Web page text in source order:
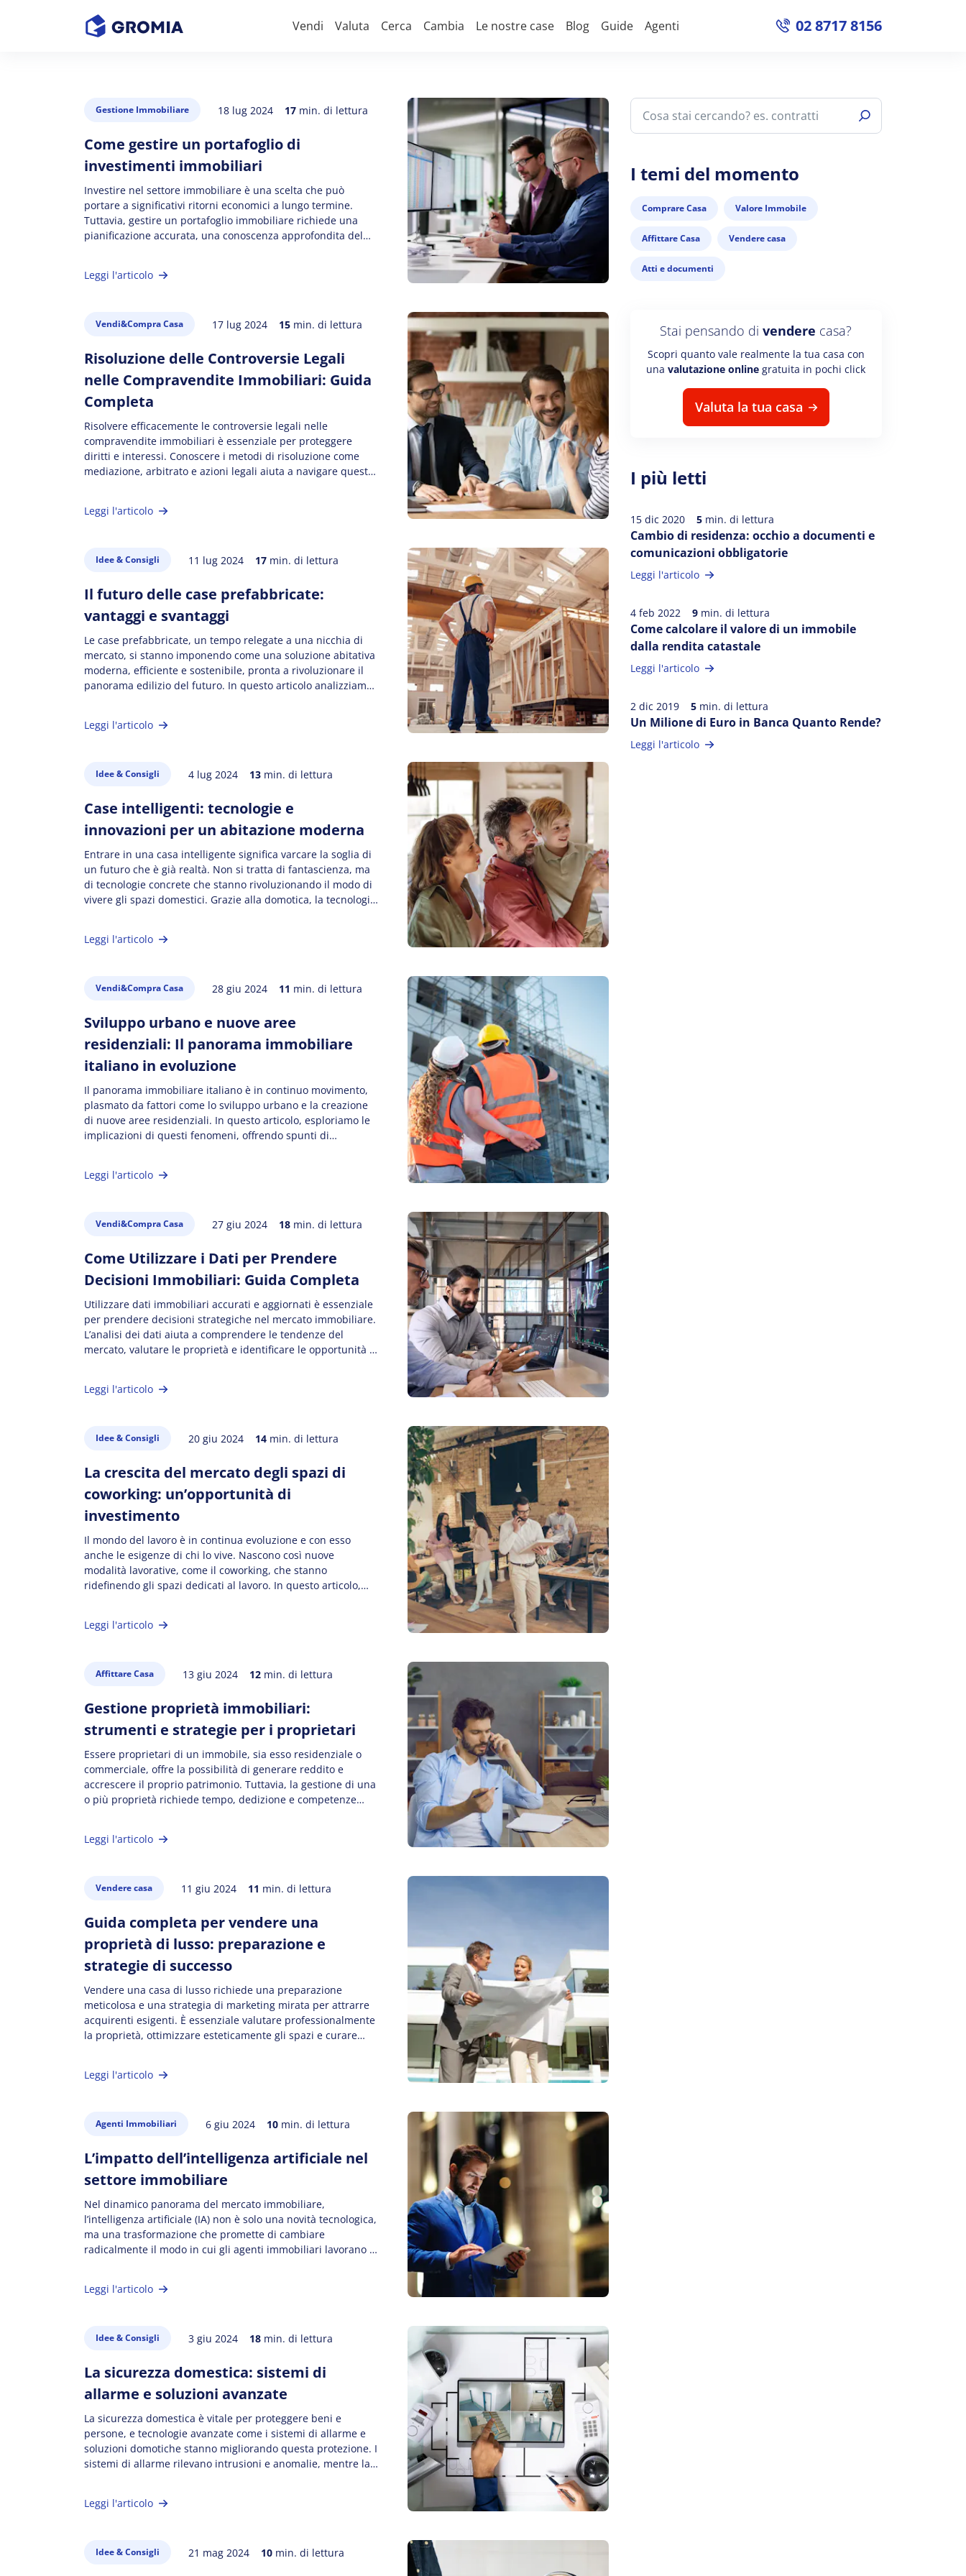
Vendi Valuta Cerca Cambia Le nostre case Blog Guide Agenti 02 8717 8156
Gestione Immobiliare 18 lug 2024 17 min. di lettura
Come gestire un portafoglio di
investimenti immobiliari
Investire nel settore immobiliare è una scelta che può
portare a significativi ritorni economici a lungo termine.
Tuttavia, gestire un portafoglio immobiliare richiede una
pianificazione accurata, una conoscenza approfondita del
investimenti immobiliari, ti forniremo tutti gli strumenti
Leggi l'articolo
Vendi&Compra Casa 17 lug 2024 15 min. di lettura
Risoluzione delle Controversie Legali
nelle Compravendite Immobiliari: Guida
Completa
Risolvere efficacemente le controversie legali nelle
compravendite immobiliari è essenziale per proteggere
diritti e interessi. Conoscere i metodi di risoluzione come
mediazione, arbitrato e azioni legali aiuta a navigare queste
consulenza legale qualificata, riduce i rischi e assicura […]
Leggi l'articolo
Idee & Consigli 11 lug 2024 17 min. di lettura
Il futuro delle case prefabbricate:
vantaggi e svantaggi
Le case prefabbricate, un tempo relegate a una nicchia di
mercato, si stanno imponendo come una soluzione abitativa
moderna, efficiente e sostenibile, pronta a rivoluzionare il
panorama edilizio del futuro. In questo articolo analizziamo
un futuro abitativo sostenibile e conveniente I vantaggi […]
Leggi l'articolo
Idee & Consigli 4 lug 2024 13 min. di lettura
Case intelligenti: tecnologie e
innovazioni per un abitazione moderna
Entrare in una casa intelligente significa varcare la soglia di
un futuro che è già realtà. Non si tratta di fantascienza, ma
di tecnologie concrete che stanno rivoluzionando il modo di
vivere gli spazi domestici. Grazie alla domotica, la tecnologia
Leggi l'articolo
Vendi&Compra Casa 28 giu 2024 11 min. di lettura
Sviluppo urbano e nuove aree
residenziali: Il panorama immobiliare
italiano in evoluzione
Il panorama immobiliare italiano è in continuo movimento,
plasmato da fattori come lo sviluppo urbano e la creazione
di nuove aree residenziali. In questo articolo, esploriamo le
implicazioni di questi fenomeni, offrendo spunti di
tipologie di abitazioni che […]
Leggi l'articolo
Vendi&Compra Casa 27 giu 2024 18 min. di lettura
Come Utilizzare i Dati per Prendere
Decisioni Immobiliari: Guida Completa
Utilizzare dati immobiliari accurati e aggiornati è essenziale
per prendere decisioni strategiche nel mercato immobiliare.
L’analisi dei dati aiuta a comprendere le tendenze del
mercato, valutare le proprietà e identificare le opportunità di
essenziale per pianificare e sviluppare strategie di vendita
Leggi l'articolo
Idee & Consigli 20 giu 2024 14 min. di lettura
La crescita del mercato degli spazi di
coworking: un’opportunità di
investimento
Il mondo del lavoro è in continua evoluzione e con esso
anche le esigenze di chi lo vive. Nascono così nuove
modalità lavorative, come il coworking, che stanno
ridefinendo gli spazi dedicati al lavoro. In questo articolo,
questo […]
Leggi l'articolo
Affittare Casa 13 giu 2024 12 min. di lettura
Gestione proprietà immobiliari:
strumenti e strategie per i proprietari
Essere proprietari di un immobile, sia esso residenziale o
commerciale, offre la possibilità di generare reddito e
accrescere il proprio patrimonio. Tuttavia, la gestione di una
o più proprietà richiede tempo, dedizione e competenze
[…]
Leggi l'articolo
Vendere casa 11 giu 2024 11 min. di lettura
Guida completa per vendere una
proprietà di lusso: preparazione e
strategie di successo
Vendere una casa di lusso richiede una preparazione
meticolosa e una strategia di marketing mirata per attrarre
acquirenti esigenti. È essenziale valutare professionalmente
la proprietà, ottimizzare esteticamente gli spazi e curare
agenzie specializzate può incrementare ulteriormente […]
Leggi l'articolo
Agenti Immobiliari 6 giu 2024 10 min. di lettura
L’impatto dell’intelligenza artificiale nel
settore immobiliare
Nel dinamico panorama del mercato immobiliare,
l’intelligenza artificiale (IA) non è solo una novità tecnologica,
ma una trasformazione che promette di cambiare
radicalmente il modo in cui gli agenti immobiliari lavorano e
ridefinendo il settore immobiliare e l’impatto significativo
Leggi l'articolo
Idee & Consigli 3 giu 2024 18 min. di lettura
La sicurezza domestica: sistemi di
allarme e soluzioni avanzate
La sicurezza domestica è vitale per proteggere beni e
persone, e tecnologie avanzate come i sistemi di allarme e
soluzioni domotiche stanno migliorando questa protezione. I
sistemi di allarme rilevano intrusioni e anomalie, mentre la
sicurezza. Investire in questi sistemi moderni garantisce […]
Leggi l'articolo
Idee & Consigli 21 mag 2024 10 min. di lettura
I temi del momento
Comprare Casa Valore Immobile
Affittare Casa Vendere casa
Atti e documenti
Stai pensando divendere casa?
Scopri quanto vale realmente la tua casa con
una valutazione online gratuita in pochi click
Valuta la tua casa
I più letti
15 dic 2020 5 min. di lettura
Cambio di residenza: occhio a documenti e
comunicazioni obbligatorie
Leggi l'articolo
4 feb 2022 9 min. di lettura
Come calcolare il valore di un immobile
dalla rendita catastale
Leggi l'articolo
2 dic 2019 5 min. di lettura
Un Milione di Euro in Banca Quanto Rende?
Leggi l'articolo